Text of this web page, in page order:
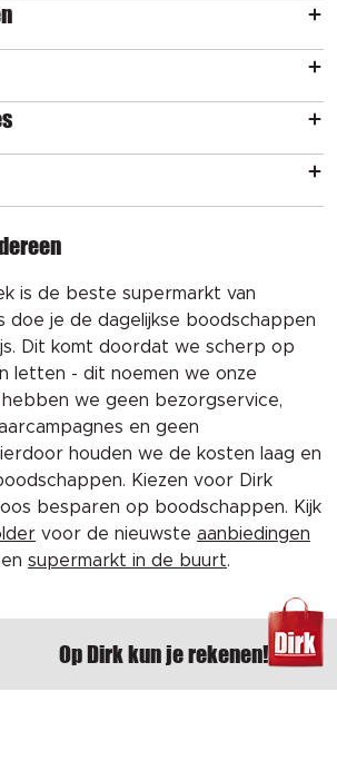
is de beste supermarkt van
doe je de dagelijkse boodschappen
Dit komt doordat we scherp op
letten - dit noemen we onze
hebben we geen bezorgservice,
en geen
houden we de kosten laag en
Kiezen voor Dirk
besparen op boodschappen. Kijk
voor de nieuwste aanbiedingen
supermarkt in de buurt.
Op Dirk kun je rekenen!